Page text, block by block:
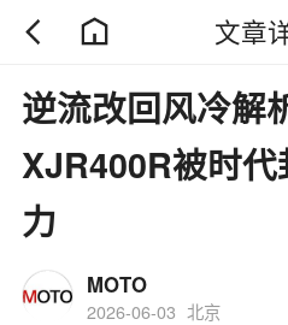
文章
逆流改回风冷解
XJR400R被时
力
MOTO
2026-06-03 北京